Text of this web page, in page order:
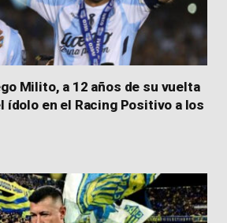
Milito, a 12 años de su vuelta
ídolo en el Racing Positivo a los